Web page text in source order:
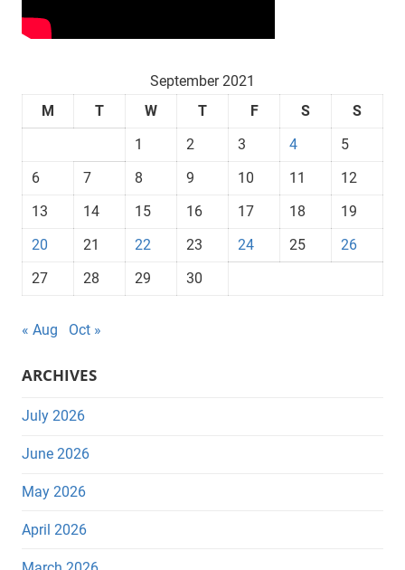
September 2021
M
T W T F S
S
1
2 3 4
5
6
7 8 9 10 11
12
13
14 15 16 17 18
19
20
21 22 23 24 25
26
27
28 29 30
« Aug Oct »
ARCHIVES
July 2026
June 2026
May 2026
April 2026